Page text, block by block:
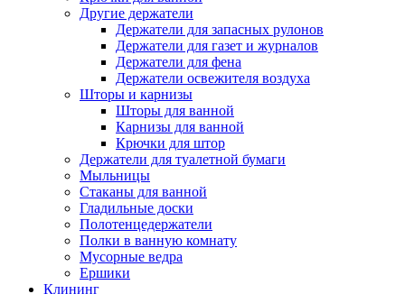
Другие держатели
Держатели для запасных рулонов
Держатели для газет и журналов
Держатели для фена
Держатели освежителя воздуха
Шторы и карнизы
Шторы для ванной
Карнизы для ванной
Крючки для штор
Держатели для туалетной бумаги
Мыльницы
Стаканы для ванной
Гладильные доски
Полотенцедержатели
Полки в ванную комнату
Мусорные ведра
Ершики
Клининг